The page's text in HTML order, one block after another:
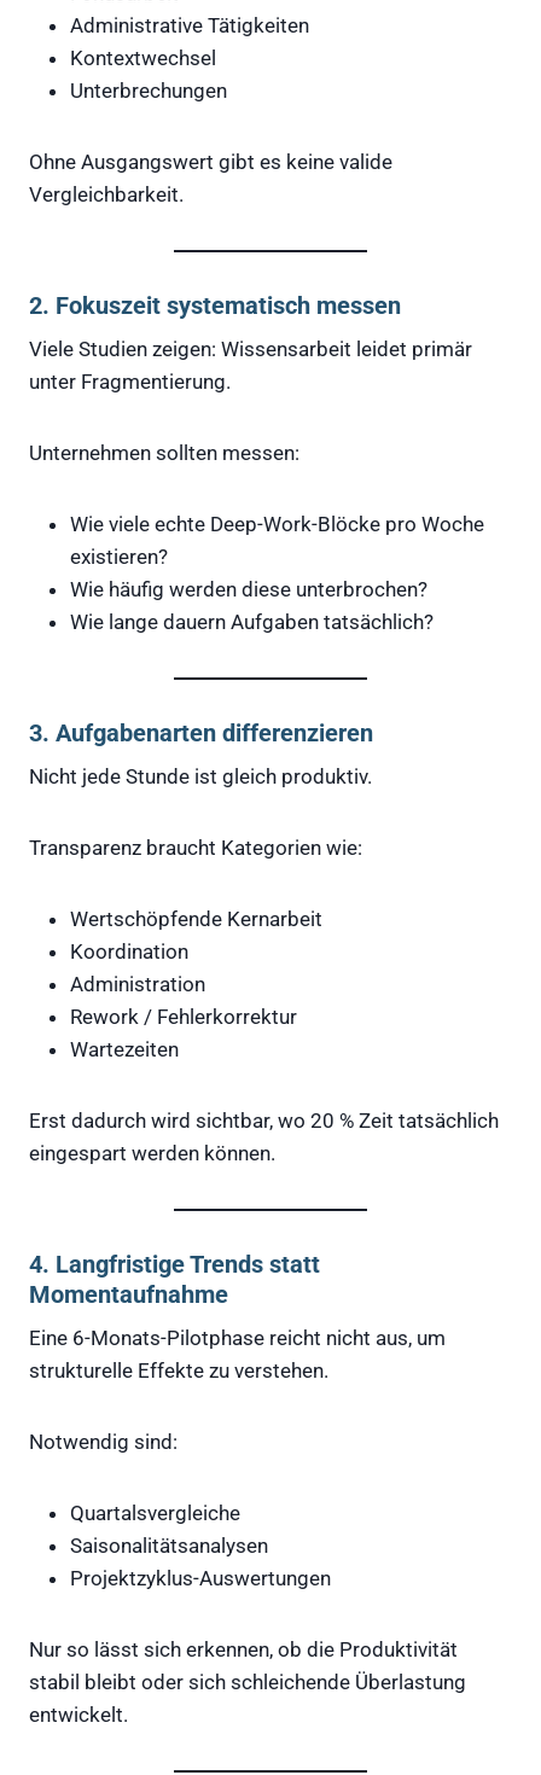
Administrative Tätigkeiten
Kontextwechsel
Unterbrechungen
Ohne Ausgangswert gibt es keine valide
Vergleichbarkeit.
2. Fokuszeit systematisch messen
Viele Studien zeigen: Wissensarbeit leidet primär
unter Fragmentierung.
Unternehmen sollten messen:
Wie viele echte Deep-Work-Blöcke pro Woche
existieren?
Wie häufig werden diese unterbrochen?
Wie lange dauern Aufgaben tatsächlich?
3. Aufgabenarten differenzieren
Nicht jede Stunde ist gleich produktiv.
Transparenz braucht Kategorien wie:
Wertschöpfende Kernarbeit
Koordination
Administration
Rework / Fehlerkorrektur
Wartezeiten
Erst dadurch wird sichtbar, wo 20 % Zeit tatsächlich
eingespart werden können.
4. Langfristige Trends statt
Momentaufnahme
Eine 6-Monats-Pilotphase reicht nicht aus, um
strukturelle Effekte zu verstehen.
Notwendig sind:
Quartalsvergleiche
Saisonalitätsanalysen
Projektzyklus-Auswertungen
Nur so lässt sich erkennen, ob die Produktivität
stabil bleibt oder sich schleichende Überlastung
entwickelt.